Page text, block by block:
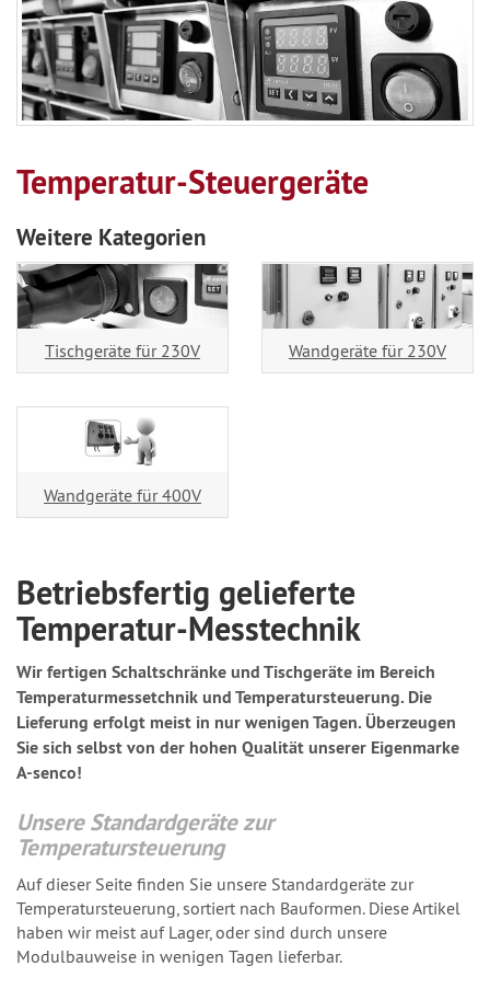
Temperatur-Steuergeräte
Weitere Kategorien
Tischgeräte für 230V Wandgeräte für 230V
Wandgeräte für 400V
Betriebsfertig gelieferte
Temperatur-Messtechnik
Wir fertigen Schaltschränke und Tischgeräte im Bereich
Temperaturmessetchnik und Temperatursteuerung. Die
Lieferung erfolgt meist in nur wenigen Tagen. Überzeugen
Sie sich selbst von der hohen Qualität unserer Eigenmarke
A-senco!
Unsere Standardgeräte zur
Temperatursteuerung
Auf dieser Seite finden Sie unsere Standardgeräte zur
Temperatursteuerung, sortiert nach Bauformen. Diese Artikel
haben wir meist auf Lager, oder sind durch unsere
Modulbauweise in wenigen Tagen lieferbar.